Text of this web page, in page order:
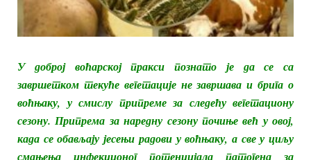
У доброј воћарској пракси познато је да се са
завршетком текуће вегетације не завршава и брига о
воћњаку, у смислу припреме за следећу вегетациону
сезону. Припрема за наредну сезону почиње већ у овој,
када се обављају јесењи радови у воћњаку, а све у циљу
смањења инфекционог потенцијала патогена за